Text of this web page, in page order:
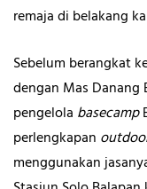
remaja di belakang
Sebelum berangkat
dengan Mas Danang
pengelola basecamp
perlengkapan
menggunakan